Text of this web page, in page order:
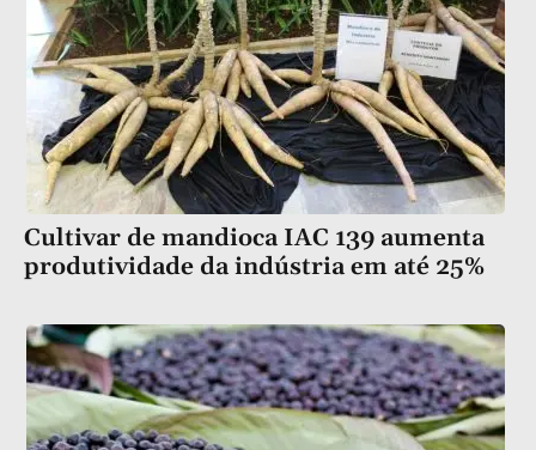
Cultivar de mandioca IAC 139 aumenta
produtividade da indústria em até 25%